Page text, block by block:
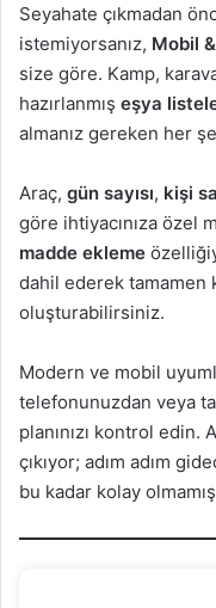
Seyahate çıkmadan
istemiyorsanız, Mobil
size göre. Kamp,
hazırlanmış eşya
almanız gereken her
Araç, gün sayısı, kişi
göre ihtiyacınıza özel
madde ekleme
dahil ederek tamamen
oluşturabilirsiniz.
Modern ve mobil
telefonunuzdan veya
planınızı kontrol edin.
çıkıyor; adım adım
bu kadar kolay